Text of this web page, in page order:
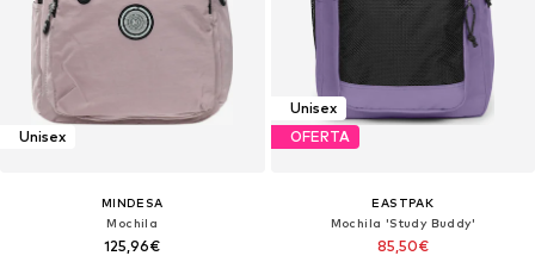
Unisex
MINDESA
Mochila
125,96€
Unisex
OFERTA
EASTPAK
Mochila 'Study Buddy'
85,50€